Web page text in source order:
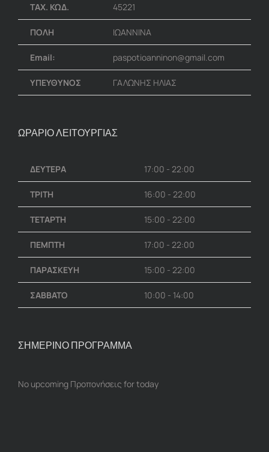
ΤΑΧ. ΚΩΔ. 45221
ΠΟΛΗ ΙΩΑΝΝΙΝΑ
Email: paspotioanninon@gmail.com
ΥΠΕΥΘΥΝΟΣ ΓΑΛΩΝΗΣ ΗΛΙΑΣ
ΩΡΑΡΙΟ ΛΕΙΤΟΥΡΓΙΑΣ
ΔΕΥΤΕΡΑ 17:00 - 22:00
ΤΡΙΤΗ 16:00 - 22:00
ΤΕΤΑΡΤΗ 15:00 - 22:00
ΠΕΜΠΤΗ 17:00 - 22:00
ΠΑΡΑΣΚΕΥΗ 15:00 - 22:00
ΣΑΒΒΑΤΟ 10:00 - 14:00
ΣΗΜΕΡΙΝΟ ΠΡΟΓΡΑΜΜΑ
No upcoming Προπονήσεις for today